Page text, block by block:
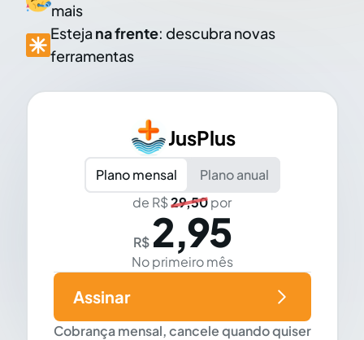
mais
Esteja na frente: descubra novas
ferramentas
JusPlus
Plano mensal
Plano anual
de R$29,50por
R$ 2,95
No primeiro mês
Cobrança mensal, cancele quando quiser
Assinar